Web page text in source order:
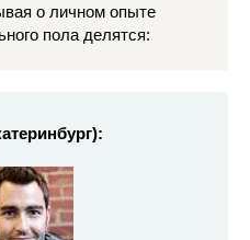
о личном опыте
пола делятся: